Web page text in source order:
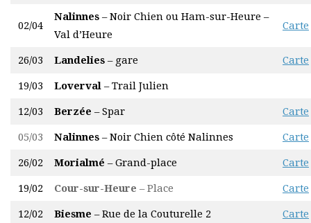
02/04
Nalinnes – Noir Chien ou Ham-sur-Heure –
Val d’Heure
Carte
26/03 Landelies – gare Carte
19/03 Loverval – Trail Julien
12/03 Berzée – Spar Carte
05/03 Nalinnes – Noir Chien côté Nalinnes Carte
26/02 Morialmé – Grand-place Carte
19/02 Cour-sur-Heure – Place Carte
12/02 Biesme – Rue de la Couturelle 2 Carte